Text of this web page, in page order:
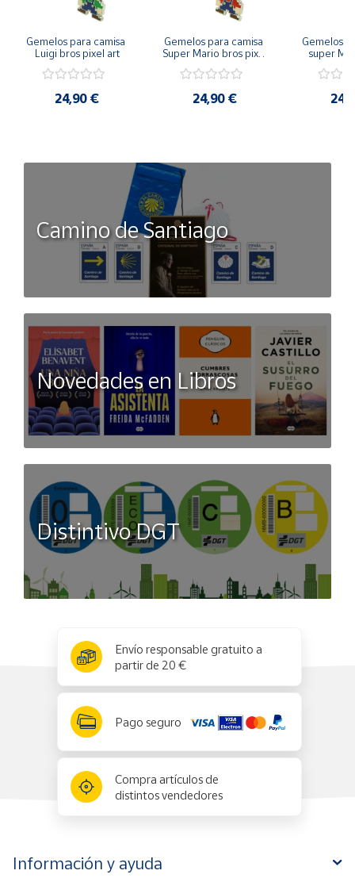
Gemelos para camisa
Luigi bros pixel art
24,90 €
Gemelos para camisa
Super Mario bros pixel
24,90 €
Gemelos
super
Camino de Santiago
Novedades en Libros
Distintivo DGT
Envío responsable gratuito a
partir de 20 €
Pago seguro
Compra artículos de
distintos vendedores
Información y ayuda